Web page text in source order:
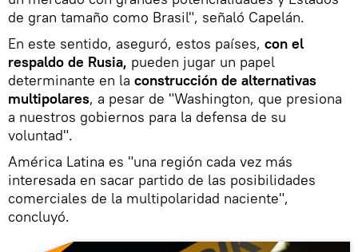
de gran tamaño como Brasil", señaló Capelán.
En este sentido, aseguró, estos países, con el
respaldo de Rusia, pueden jugar un papel
determinante en la construcción de alternativas
multipolares, a pesar de "Washington, que presiona
a nuestros gobiernos para la defensa de su
voluntad".
América Latina es "una región cada vez más
interesada en sacar partido de las posibilidades
comerciales de la multipolaridad naciente",
concluyó.